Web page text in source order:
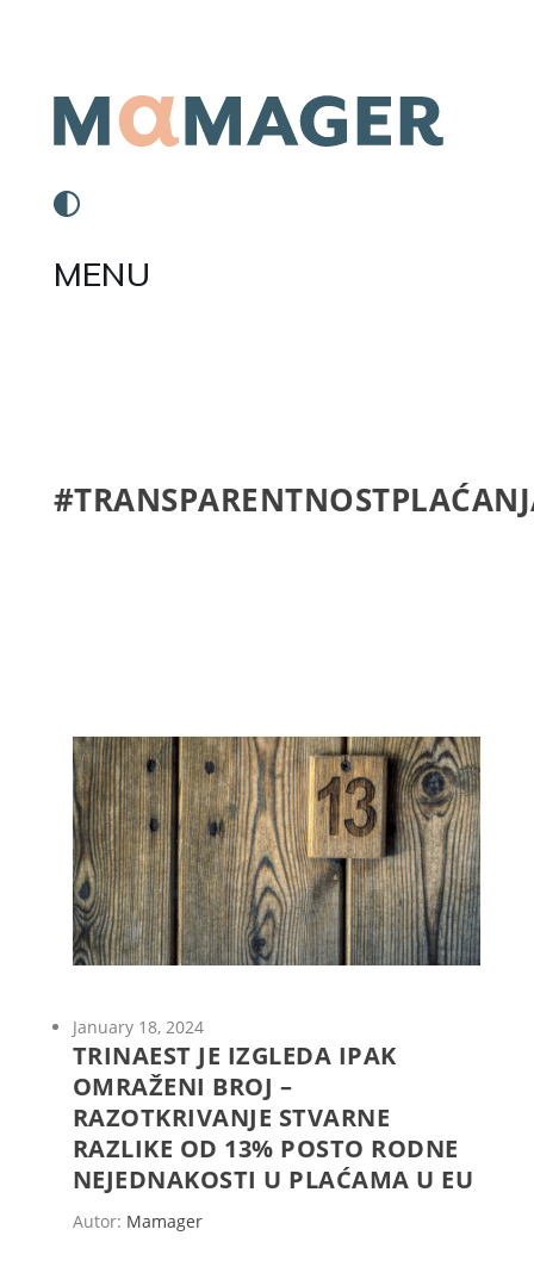
MENU
January 18, 2024
TRINAEST JE IZGLEDA IPAK
OMRAŽENI BROJ –
RAZOTKRIVANJE STVARNE
RAZLIKE OD 13% POSTO RODNE
NEJEDNAKOSTI U PLAĆAMA U EU
Autor: Mamager